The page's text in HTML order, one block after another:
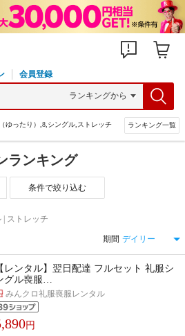
会員登録
ゆったり）,8,シングル,ストレッチ ランキング一覧
ランキング
条件で絞り込む
| ストレッチ
期間
【レンタル】翌日配達 フルセット 礼服シ
グル喪服…
みんクロ礼服喪服レンタル
円